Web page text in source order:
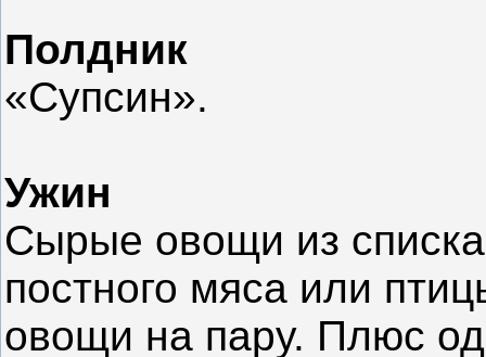
Полдник
«Супсин».
Ужин
Сырые овощи из
постного мяса или
овощи на пару. Плюс